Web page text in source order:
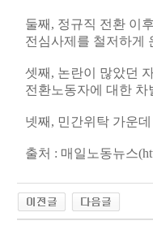
둘째, 정규직 전환 이
전심사제를 철저하게
셋째, 논란이 많았던
전환노동자에 대한
넷째, 민간위탁 가운
출처 : 매일노동뉴스(